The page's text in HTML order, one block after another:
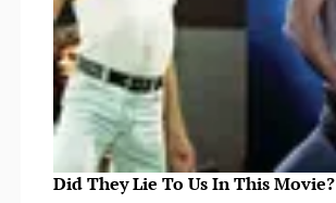
Did They Lie To Us In This Movie?